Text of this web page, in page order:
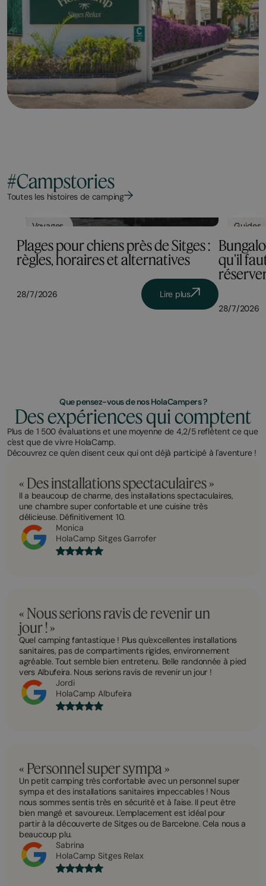
#Campstories
Toutes les histoires de camping
Voyages
Plages pour chiens près de Sitges :
règles, horaires et alternatives
28/7/2026 Lire plus
Guides
qu'il
28/7/2026
Que pensez-vous de nos HolaCampers ?
Des expériences qui comptent
Plus de 1 500 évaluations et une moyenne de 4,2/5 reflètent ce que
c'est que de vivre HolaCamp.
Découvrez ce qu'en disent ceux qui ont déjà participé à l'aventure !
« Des installations spectaculaires »
Il a beaucoup de charme, des installations spectaculaires,
une chambre super confortable et une cuisine très
délicieuse. Définitivement 10.
Monica
HolaCamp Sitges Garrofer
« Nous serions ravis de revenir un
jour ! »
Quel camping fantastique ! Plus qu'excellentes installations
sanitaires, pas de compartiments rigides, environnement
agréable. Tout semble bien entretenu. Belle randonnée à pied
vers Albufeira. Nous serions ravis de revenir un jour !
Jordi
HolaCamp Albufeira
« Personnel super sympa »
Un petit camping très confortable avec un personnel super
sympa et des installations sanitaires impeccables ! Nous
nous sommes sentis très en sécurité et à l'aise. Il peut être
bien mangé et savoureux. L'emplacement est idéal pour
partir à la découverte de Sitges ou de Barcelone. Cela nous a
beaucoup plu.
Sabrina
HolaCamp Sitges Relax